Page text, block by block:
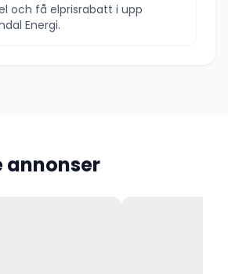
och få elprisrabatt i upp
Energi.
annonser